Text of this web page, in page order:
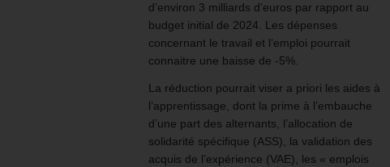
d’environ 3 milliards d’euros par rapport au
budget initial de 2024. Les dépenses
concernant le travail et l’emploi pourrait
connaitre une baisse de -5%.
La réduction pourrait viser a priori les aides à
l’apprentissage, dont la prime à l’embauche
d’une part des alternants, l’allocation de
solidarité spécifique (ASS), la validation des
acquis de l’expérience (VAE), les « emplois